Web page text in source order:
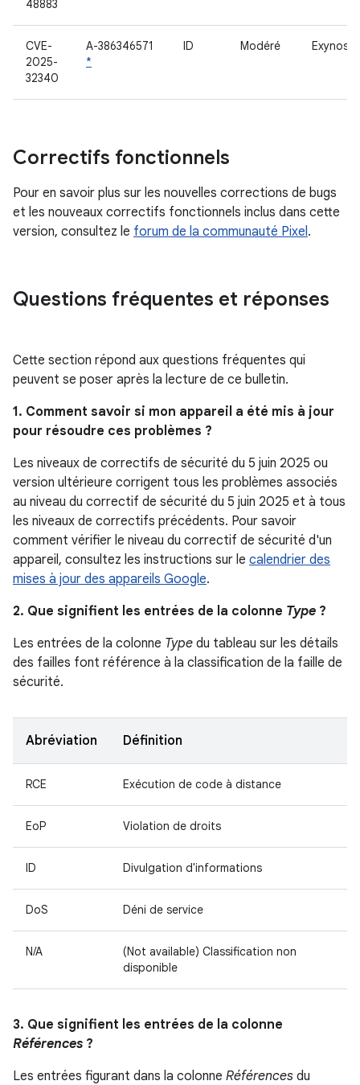
48883
CVE-
2025-
32340
A-386346571
*
ID Modéré Exynos
Correctifs fonctionnels
Pour en savoir plus sur les nouvelles corrections de bugs
et les nouveaux correctifs fonctionnels inclus dans cette
version, consultez le forum de la communauté Pixel.
Questions fréquentes et réponses
Cette section répond aux questions fréquentes qui
peuvent se poser après la lecture de ce bulletin.
1. Comment savoir si mon appareil a été mis à jour
pour résoudre ces problèmes ?
Les niveaux de correctifs de sécurité du 5 juin 2025 ou
version ultérieure corrigent tous les problèmes associés
au niveau du correctif de sécurité du 5 juin 2025 et à tous
les niveaux de correctifs précédents. Pour savoir
comment vérifier le niveau du correctif de sécurité d'un
appareil, consultez les instructions sur le calendrier des
mises à jour des appareils Google.
2. Que signifient les entrées de la colonne Type ?
Les entrées de la colonne Type du tableau sur les détails
des failles font référence à la classification de la faille de
sécurité.
Abréviation Définition
RCE Exécution de code à distance
EoP Violation de droits
ID Divulgation d'informations
DoS Déni de service
N/A
(Not available) Classification non
disponible
3. Que signifient les entrées de la colonne
Références ?
Les entrées figurant dans la colonne Références du